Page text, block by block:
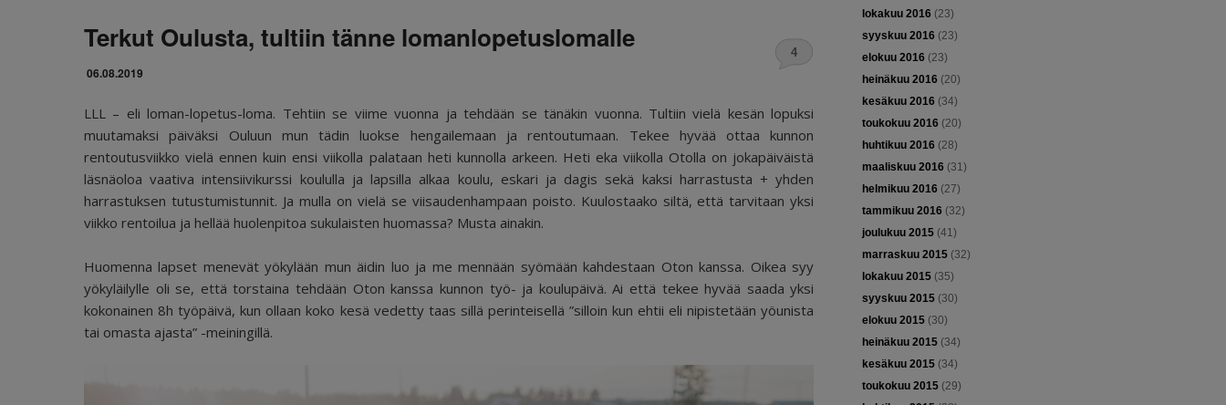
Terkut Oulusta, tultiin tänne lomanlopetuslomalle
06.08.2019
4
LLL – eli loman-lopetus-loma. Tehtiin se viime vuonna ja tehdään se tänäkin vuonna. Tultiin vielä kesän lopuksi
muutamaksi päiväksi Ouluun mun tädin luokse hengailemaan ja rentoutumaan. Tekee hyvää ottaa kunnon
rentoutusviikko vielä ennen kuin ensi viikolla palataan heti kunnolla arkeen. Heti eka viikolla Otolla on jokapäiväistä
läsnäoloa vaativa intensiivikurssi koululla ja lapsilla alkaa koulu, eskari ja dagis sekä kaksi harrastusta + yhden
harrastuksen tutustumistunnit. Ja mulla on vielä se viisaudenhampaan poisto. Kuulostaako siltä, että tarvitaan yksi
viikko rentoilua ja hellää huolenpitoa sukulaisten huomassa? Musta ainakin.
Huomenna lapset menevät yökylään mun äidin luo ja me mennään syömään kahdestaan Oton kanssa. Oikea syy
yökyläilylle oli se, että torstaina tehdään Oton kanssa kunnon työ- ja koulupäivä. Ai että tekee hyvää saada yksi
kokonainen 8h työpäivä, kun ollaan koko kesä vedetty taas sillä perinteisellä ”silloin kun ehtii eli nipistetään yöunista
tai omasta ajasta” -meiningillä.
lokakuu 2016 (23)
syyskuu 2016 (23)
elokuu 2016 (23)
heinäkuu 2016 (20)
kesäkuu 2016 (34)
toukokuu 2016 (20)
huhtikuu 2016 (28)
maaliskuu 2016 (31)
helmikuu 2016 (27)
tammikuu 2016 (32)
joulukuu 2015(41)
marraskuu 2015(32)
lokakuu 2015(35)
syyskuu 2015(30)
elokuu 2015(30)
heinäkuu 2015(34)
kesäkuu 2015(34)
toukokuu 2015(29)